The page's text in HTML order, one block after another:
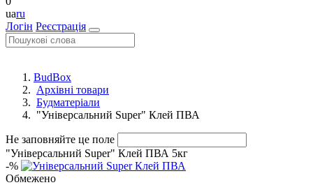
uaru
Логін Реєстрація
BudBox
Архівні товари
Будматеріали
"Універсальний Super" Клей ПВА
Не заповняйте це поле
"Універсальний Super" Клей ПВА 5кг
-%
Обмежено